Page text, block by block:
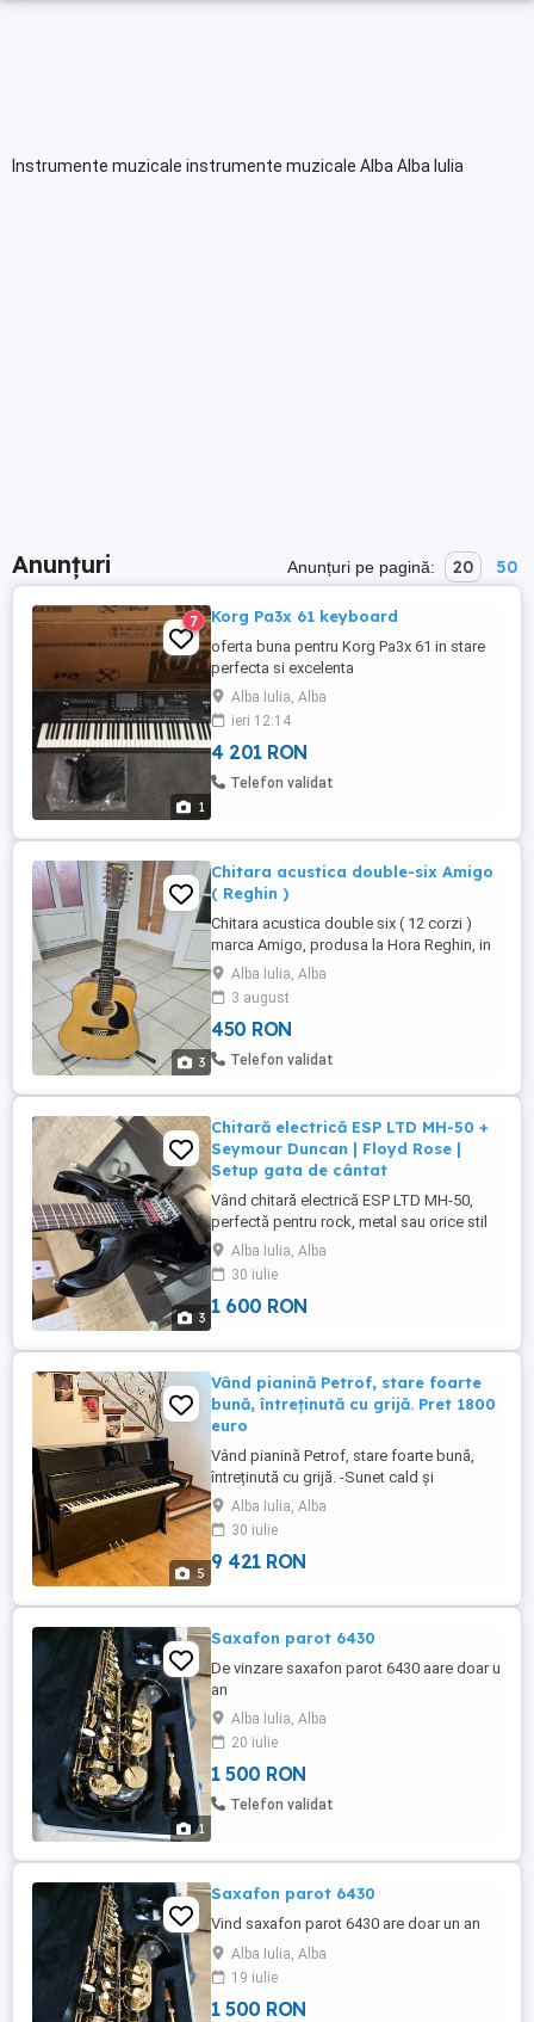
Instrumente muzicale instrumente muzicale Alba Alba Iulia
Anunțuri Anunțuri pe pagină: 20 50
1
7 Korg Pa3x 61 keyboard
oferta buna pentru Korg Pa3x 61 in stare
perfecta si excelenta
Alba Iulia, Alba
ieri 12:14
4 201 RON
Telefon validat
3
Chitara acustica double-six Amigo
( Reghin )
Chitara acustica double six ( 12 corzi )
marca Amigo, produsa la Hora Reghin, in
stare foarte buna. Nu falseaza in octava.
Predare personala in Alba Iulia. Nu accept
schimburi. Nu trimit prin curier.
Alba Iulia, Alba
3 august
450 RON
Telefon validat
3
Chitară electrică ESP LTD MH-50 +
Seymour Duncan | Floyd Rose |
Setup gata de cântat
Vând chitară electrică ESP LTD MH-50,
perfectă pentru rock, metal sau orice stil
cu distors. Este un model comod și rapid,
cu upgrade, având doze Seymour Duncan
care fac diferența sună mult peste nivelul
unui model entry-level! Detalii la tel. Preț:
Alba Iulia, Alba
30 iulie
1 600 RON
5
Vând pianină Petrof, stare foarte
bună, întreținută cu grijă. Pret 1800
euro
Vând pianină Petrof, stare foarte bună,
întreținută cu grijă. -Sunet cald și
echilibrat, specific Petrof. - claviatură în
stare bună, răspuns uniform - mecanică
funcțională, fără probleme - ideală pentru
studiu sau nivel avansat Se poate testa în
Alba Iulia, Alba
30 iulie
9 421 RON
1
Saxafon parot 6430
De vinzare saxafon parot 6430 aare doar u
an
Alba Iulia, Alba
20 iulie
1 500 RON
Telefon validat
Saxafon parot 6430
Vind saxafon parot 6430 are doar un an
Alba Iulia, Alba
19 iulie
1 500 RON